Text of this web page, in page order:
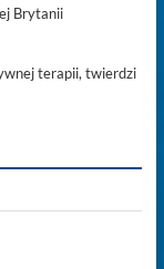
Brytanii
terapii, twierdzi